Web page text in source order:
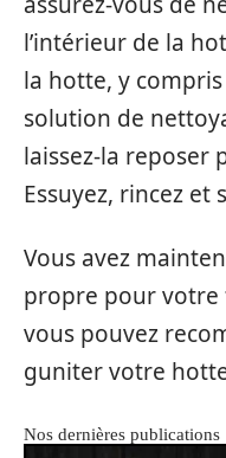
l’intérieur de la
la hotte, y
solution de
laissez-la reposer
Essuyez, rincez et
Vous avez
propre pour votre
vous pouvez
guniter votre
Nos dernières publications